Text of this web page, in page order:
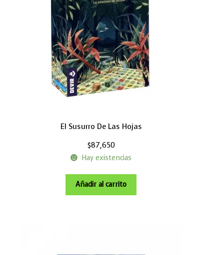
El Susurro De Las Hojas
$87,650
Hay existencias
Añadir al carrito